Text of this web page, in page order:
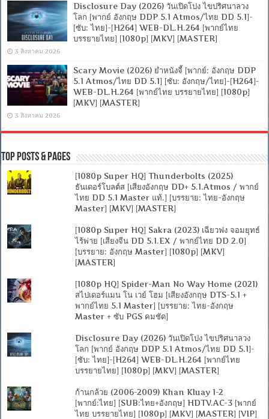
Disclosure Day (2026) วันเปิดโปง ไขปริศนาลวง
โลก [พากย์ อังกฤษ DDP 5.1 Atmos/ไทย DD 5.1]-
[ซับ: ไทย]-[H264] WEB-DL.H.264 [พากย์ไทย
บรรยายไทย] [1080p] [MKV] [MASTER]
3 สิงหาคม 2026
Scary Movie (2026) ยำหนังจี้ [พากย์: อังกฤษ DDP
5.1 Atmos/ไทย DD 5.1] [ซับ: อังกฤษ/ไทย]-[H264]-
WEB-DL.H.264 [พากย์ไทย บรรยายไทย] [1080p]
[MKV] [MASTER]
3 สิงหาคม 2026
Top Posts & Pages
[1080p Super HQ] Thunderbolts (2025)
ธันเดอร์โบลต์ส [เสียงอังกฤษ DD+ 5.1.Atmos / พากย์
ไทย DD 5.1 Master แท้.] [บรรยาย: ไทย-อังกฤษ
Master] [MKV] [MASTER]
[1080p Super HQ] Sakra (2023) เฉียวฟง จอมยุทธ์
ไร้พ่าย [เสียงจีน DD 5.1.EX / พากย์ไทย DD 2.0]
[บรรยาย: อังกฤษ Master] [1080p] [MKV]
[MASTER]
[1080p HQ] Spider-Man No Way Home (2021)
สไปเดอร์แมน โน เวย์ โฮม [เสียงอังกฤษ DTS-5.1 +
พากย์ไทย 5.1 Master] [บรรยาย: ไทย-อังกฤษ
Master + ซับ PGS คมชัด]
Disclosure Day (2026) วันเปิดโปง ไขปริศนาลวง
โลก [พากย์ อังกฤษ DDP 5.1 Atmos/ไทย DD 5.1]-
[ซับ: ไทย]-[H264] WEB-DL.H.264 [พากย์ไทย
บรรยายไทย] [1080p] [MKV] [MASTER]
ก้านกล้วย (2006-2009) Khan Kluay 1-2
[พากย์:ไทย] [SUB:ไทย+อังกฤษ] HDTV.AC-3 [พากย์
ไทย บรรยายไทย] [1080p] [MKV] [MASTER] [VIP]